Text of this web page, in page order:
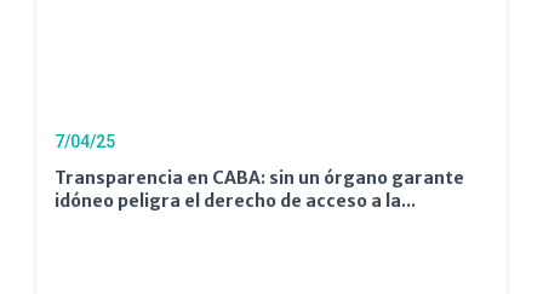
7/04/25
Transparencia en CABA: sin un órgano garante
idóneo peligra el derecho de acceso a la...